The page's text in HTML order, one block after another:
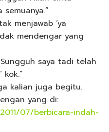
menjawab ‘ya
mendengar yang
saya tadi telah
kok.”
kalian juga begitu.
yang di:
07/berbicara-indah-